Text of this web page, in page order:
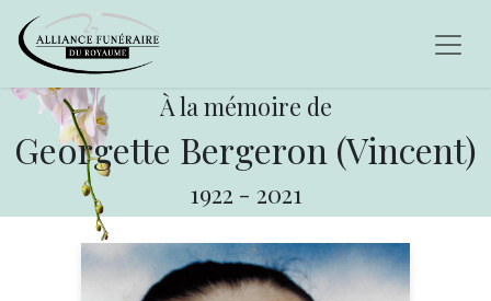
À la mémoire de
Georgette Bergeron (Vincent)
1922 - 2021